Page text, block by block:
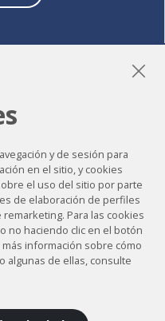
y de sesión para
en el sitio, y cookies
el uso del sitio por parte
de elaboración de perfiles
Para las cookies
no haciendo clic en el botón
información sobre cómo
algunas de ellas, consulte